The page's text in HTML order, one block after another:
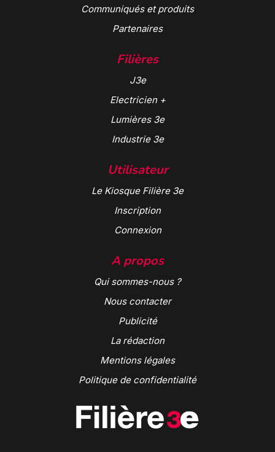
Communiqués et produits
Partenaires
Filières
J3e
Electricien +
Lumières 3e
Industrie 3e
Utilisateur
Le Kiosque Filière 3e
Inscription
Connexion
A propos
Qui sommes-nous ?
Nous contacter
Publicité
La rédaction
Mentions légales
Politique de confidentialité